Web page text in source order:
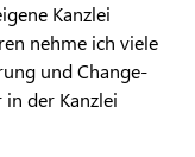
Kanzlei
nehme ich viele
und Change-
der Kanzlei